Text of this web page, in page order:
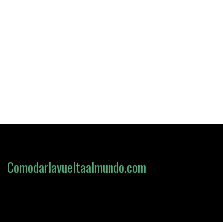
Loading search form...
Comodarlavueltaalmundo.com